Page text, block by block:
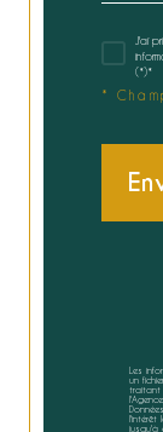
J'ai
(*)*
*
Les
un
traitant
l'intérêt
jusqu'à